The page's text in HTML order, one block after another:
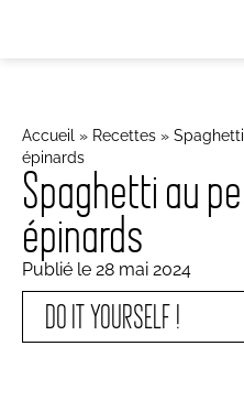
Accueil » Recettes »
épinards
Spaghetti au
épinards
Publié le 28 mai 2024
DO IT YOURSELF !